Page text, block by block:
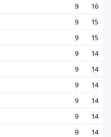
9
16
9
15
9
15
9
14
9
14
9
14
9
14
9
14
9
14